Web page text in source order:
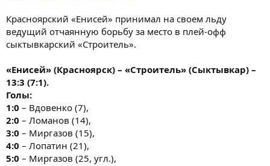
Красноярский «Енисей» принимал на своем льду
ведущий отчаянную борьбу за место в плей-офф
сыктывкарский «Строитель».
«Енисей» (Красноярск) – «Строитель» (Сыктывкар) –
13:3 (7:1).
Голы:
1:0 – Вдовенко (7),
2:0 – Ломанов (14),
3:0 – Миргазов (15),
4:0 – Лопатин (21),
5:0 – Миргазов (25, угл.),